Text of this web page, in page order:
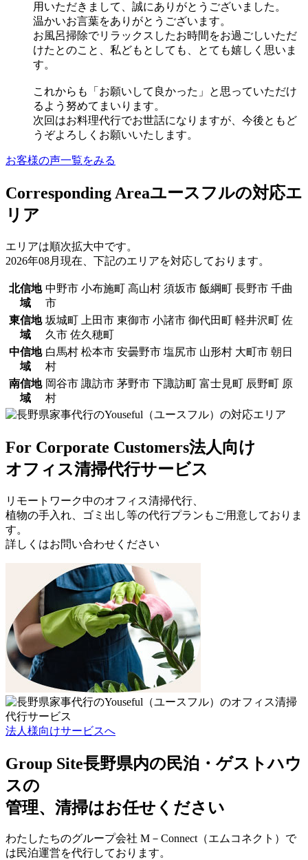
用いただきまして、誠にありがとうございました。
温かいお言葉をありがとうございます。
お風呂掃除でリラックスしたお時間をお過ごしいただ
けたとのこと、私どもとしても、とても嬉しく思いま
す。
これからも「お願いして良かった」と思っていただけ
るよう努めてまいります。
次回はお料理代行でお世話になりますが、今後ともど
うぞよろしくお願いいたします。
お客様の声一覧をみる
Corresponding Areaユースフルの対応エ
リア
エリアは順次拡大中です。
2026年08月現在、下記のエリアを対応しております。
北信地
域
中野市 小布施町 高山村 須坂市 飯綱町 長野市 千曲
市
東信地
域
坂城町 上田市 東御市 小諸市 御代田町 軽井沢町 佐
久市 佐久穂町
中信地
域
白馬村 松本市 安曇野市 塩尻市 山形村 大町市 朝日
村
南信地
域
岡谷市 諏訪市 茅野市 下諏訪町 富士見町 辰野町 原
村
For Corporate Customers法人向け
オフィス清掃代行サービス
リモートワーク中のオフィス清掃代行、
植物の手入れ、ゴミ出し等の代行プランもご用意しておりま
す。
詳しくはお問い合わせください
法人様向けサービスへ
Group Site長野県内の民泊・ゲストハウ
スの
管理、清掃はお任せください
わたしたちのグループ会社 M－Connect（エムコネクト）で
は民泊運営を代行しております。